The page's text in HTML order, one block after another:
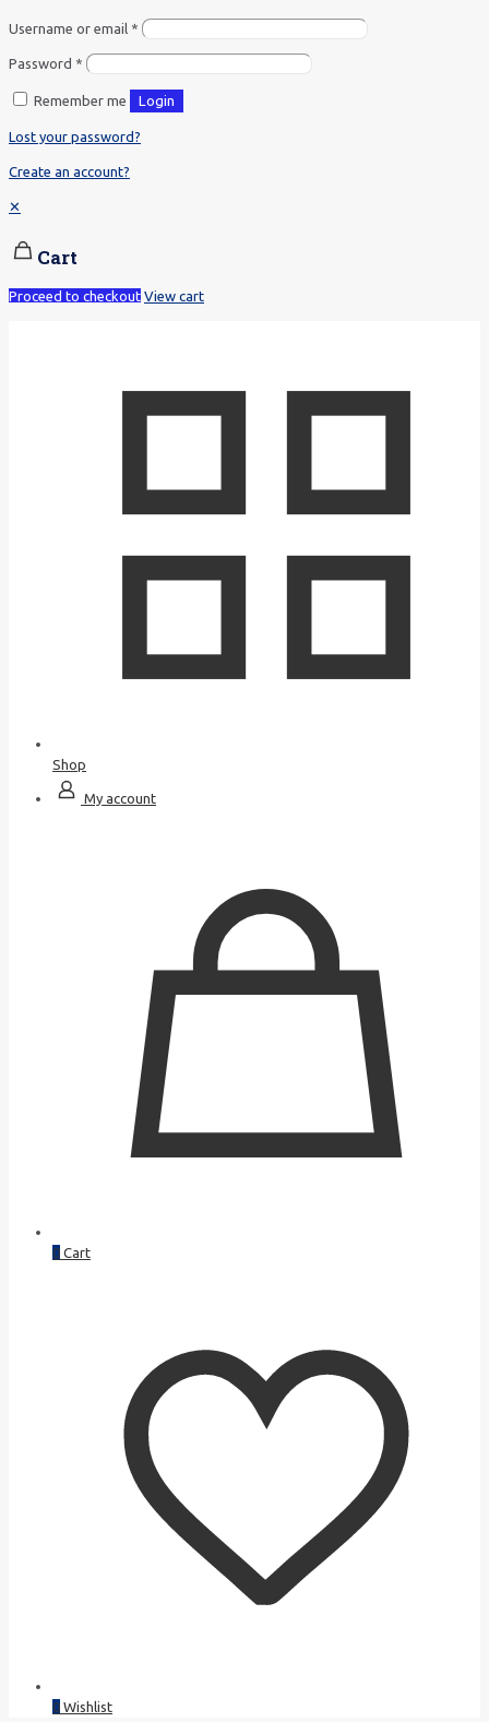
Username or email *
Password *
Remember me Login
Lost your password?
Create an account?
✕
Cart
Proceed to checkout View cart
Shop
My account
0 Cart
0 Wishlist